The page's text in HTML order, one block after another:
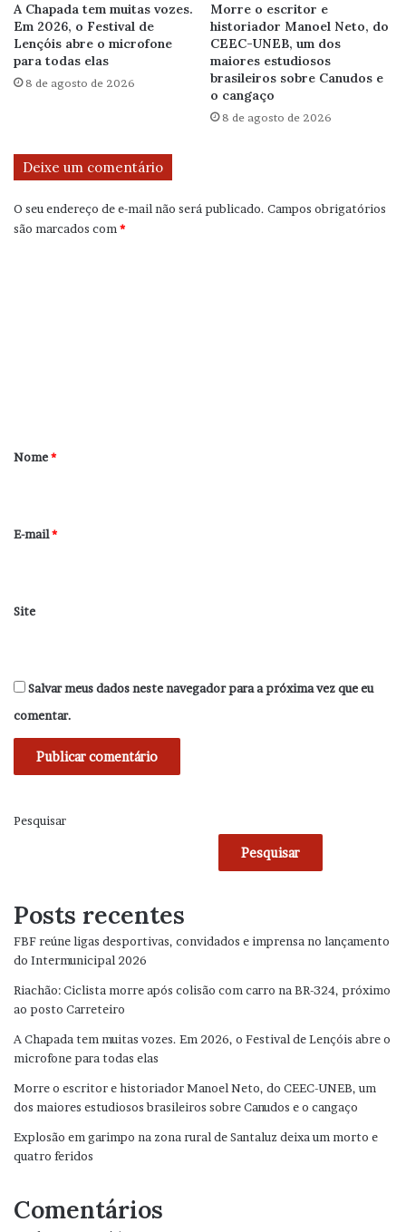
A Chapada tem muitas vozes.
Em 2026, o Festival de
Lençóis abre o microfone
para todas elas
8 de agosto de 2026
Morre o escritor e
historiador Manoel Neto, do
CEEC-UNEB, um dos
maiores estudiosos
brasileiros sobre Canudos e
o cangaço
8 de agosto de 2026
Deixe um comentário
O seu endereço de e-mail não será publicado. Campos obrigatórios
são marcados com *
r
*
Nome*
E-mail*
Site
Salvar meus dados neste navegador para a próxima vez que eu
comentar.
Pesquisar
Pesquisar
Posts recentes
FBF reúne ligas desportivas, convidados e imprensa no lançamento
do Intermunicipal 2026
Riachão: Ciclista morre após colisão com carro na BR-324, próximo
ao posto Carreteiro
A Chapada tem muitas vozes. Em 2026, o Festival de Lençóis abre o
microfone para todas elas
Morre o escritor e historiador Manoel Neto, do CEEC-UNEB, um
dos maiores estudiosos brasileiros sobre Canudos e o cangaço
Explosão em garimpo na zona rural de Santaluz deixa um morto e
quatro feridos
Comentários